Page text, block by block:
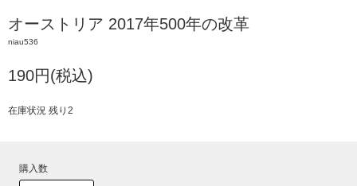
オーストリア 2017年500年の改革
niau536
190円(税込)
在庫状況 残り2
購入数